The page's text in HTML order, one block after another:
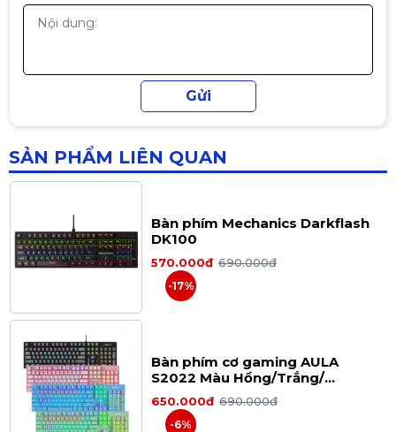
kế mỏng, nhẹ cùng với độ đàn hồi tốt, dễ dàng
gõ trên đầu ngón tay mang lại cảm giác thoải mái
cho người dùng khi sử dụng, không gây mỏi,
nhức tay khi làm việc trong thời gian dài. Các ký
tự trên phím được khắc trạm bằng laser chống
mờ, tồn tại lâu dài với thời gian thích hợp cho
người dùng có nhu cầu đánh máy liên tục,
Bàn phím Dareu LK185 sử dụng kết nối cổng
USB thông dụng, dễ dàng kết nối, không gây
khó khăn cho người dùng khi tìm ổ kết nối. Dây
cáp được làm bằng chất liệu cao su bền, dẻo
giúp cho người dùng có thể quấn, gấp gọn gàng
khi sử dụng trong văn phòng làm việc và bảo vệ
an toàn cho các lõi dây bên trong không bị hư
hại.
SẢN PHẨM LIÊN QUAN
-11%
Bàn phím cơ Dareu EK98L grey-
black
690.000đ 890.000đ
Bàn phím Mechanics Darkflash
DK100
570.000đ 690.000đ
-17%
Bàn phím cơ gaming AULA
S2022 Màu Hồng/Trắng/
Đen/Xanh (Blue switch, USB, LED
Rainbow)
650.000đ 690.000đ
-6%